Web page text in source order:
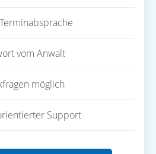
vom Anwalt
möglich
Support